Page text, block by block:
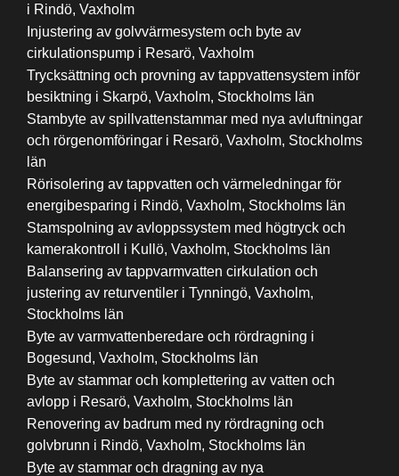
i Rindö, Vaxholm
Injustering av golvvärmesystem och byte av
cirkulationspump i Resarö, Vaxholm
Trycksättning och provning av tappvattensystem inför
besiktning i Skarpö, Vaxholm, Stockholms län
Stambyte av spillvattenstammar med nya avluftningar
och rörgenomföringar i Resarö, Vaxholm, Stockholms
län
Rörisolering av tappvatten och värmeledningar för
energibesparing i Rindö, Vaxholm, Stockholms län
Stamspolning av avloppssystem med högtryck och
kamerakontroll i Kullö, Vaxholm, Stockholms län
Balansering av tappvarmvatten cirkulation och
justering av returventiler i Tynningö, Vaxholm,
Stockholms län
Byte av varmvattenberedare och rördragning i
Bogesund, Vaxholm, Stockholms län
Byte av stammar och komplettering av vatten och
avlopp i Resarö, Vaxholm, Stockholms län
Renovering av badrum med ny rördragning och
golvbrunn i Rindö, Vaxholm, Stockholms län
Byte av stammar och dragning av nya